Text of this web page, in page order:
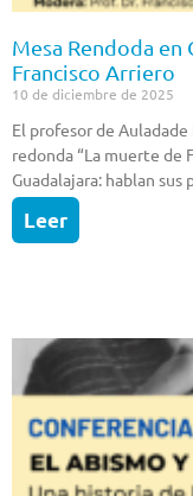
Mesa Rendoda
Francisco Arriero
10 de diciembre de 2025
El profesor de
redonda “La muerte de
Guadalajara: hablan
Leer